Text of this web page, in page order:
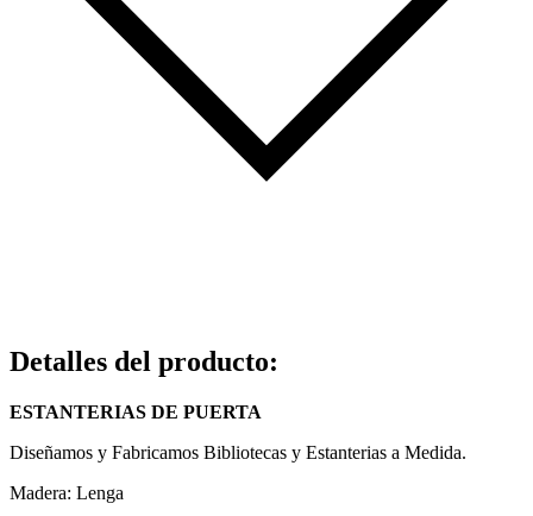
Detalles del producto:
ESTANTERIAS DE PUERTA
Diseñamos y Fabricamos Bibliotecas y Estanterias a Medida.
Madera: Lenga